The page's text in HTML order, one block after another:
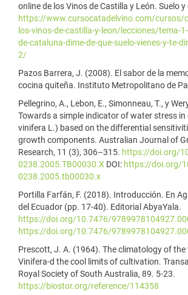
online de los Vinos de Castilla y León. Suelo
https://www.cursocatadelvino.com/cursos/
los-vinos-de-castilla-y-leon/lecciones/tema-
de-cataluna-dime-de-que-suelo-vienes-y-te-
2/
Pazos Barrera, J. (2008). El sabor de la
cocina quiteña. Instituto Metropolitano de
Pellegrino, A., Lebon, E., Simonneau, T., y
Towards a simple indicator of water stress in
vinifera L.) based on the differential
growth components. Australian Journal of
Research, 11 (3), 306–315. https://doi.org/
0238.2005.TB00030.X DOI: https://doi.org/
0238.2005.tb00030.x
Portilla Farfán, F. (2018). Introducción. En
del Ecuador (pp. 17-40). Editorial AbyaYala.
https://doi.org/10.7476/
https://doi.org/10.7476/
Prescott, J. A. (1964). The climatology of the
Vinifera-d the cool limits of cultivation.
Royal Society of South Australia, 89. 5-23.
https://biostor.org/reference/114358